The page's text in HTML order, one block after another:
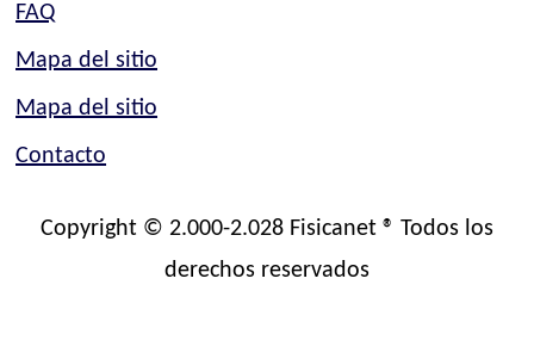
FAQ
Mapa del sitio
Mapa del sitio
Contacto
Copyright © 2.000-2.028 Fisicanet ® Todos los
derechos reservados